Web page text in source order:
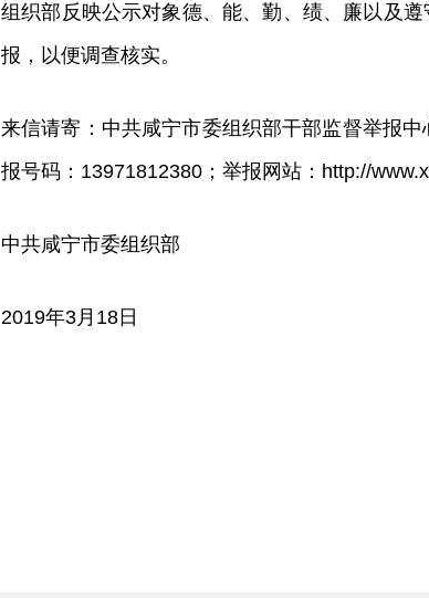
组织部反映公示对象德、能、勤、绩、廉以及
报，以便调查核实。
来信请寄：中共咸宁市委组织部干部监督举报
报号码：13971812380；举报网站：http://
中共咸宁市委组织部
2019年3月18日